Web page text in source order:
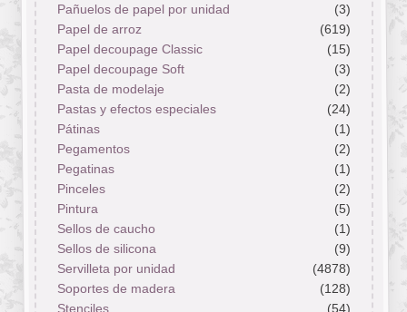
Pañuelos de papel por unidad
(3)
Papel de arroz
(619)
Papel decoupage Classic
(15)
Papel decoupage Soft
(3)
Pasta de modelaje
(2)
Pastas y efectos especiales
(24)
Pátinas
(1)
Pegamentos
(2)
Pegatinas
(1)
Pinceles
(2)
Pintura
(5)
Sellos de caucho
(1)
Sellos de silicona
(9)
Servilleta por unidad
(4878)
Soportes de madera
(128)
Stenciles
(54)